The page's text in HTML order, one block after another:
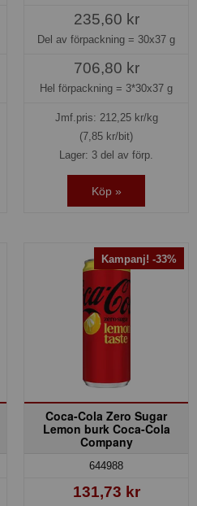
235,60 kr
Del av förpackning = 30x37 g
706,80 kr
Hel förpackning = 3*30x37 g
Jmf.pris: 212,25kr/kg
(7,85 kr/bit)
Lager: 3 del av förp.
Köp »
Kampanj! -33%
Coca-Cola Zero Sugar
Lemon burk Coca-Cola
Company
644988
131,73 kr